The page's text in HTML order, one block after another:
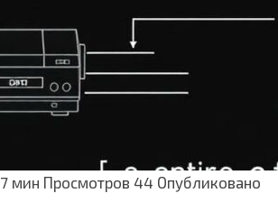
7 мин Просмотров 44 Опубликовано